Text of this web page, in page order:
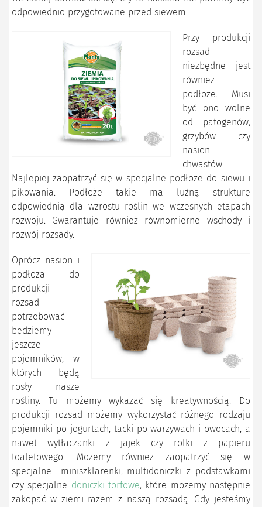
odpowiednio przygotowane przed siewem.
Przy produkcji
rozsad
niezbędne jest
również
podłoże. Musi
być ono wolne
od patogenów,
grzybów czy
nasion
chwastów.
Najlepiej zaopatrzyć się w specjalne podłoże do siewu i
pikowania. Podłoże takie ma luźną strukturę
odpowiednią dla wzrostu roślin we wczesnych etapach
rozwoju. Gwarantuje również równomierne wschody i
rozwój rozsady.
Oprócz nasion i
podłoża do
produkcji
rozsad
potrzebować
będziemy
jeszcze
pojemników, w
których będą
rosły nasze
rośliny. Tu możemy wykazać się kreatywnością. Do
produkcji rozsad możemy wykorzystać różnego rodzaju
pojemniki po jogurtach, tacki po warzywach i owocach, a
nawet wytłaczanki z jajek czy rolki z papieru
toaletowego. Możemy również zaopatrzyć się w
specjalne miniszklarenki, multidoniczki z podstawkami
czy specjalne doniczki torfowe, które możemy następnie
zakopać w ziemi razem z naszą rozsadą. Gdy jesteśmy